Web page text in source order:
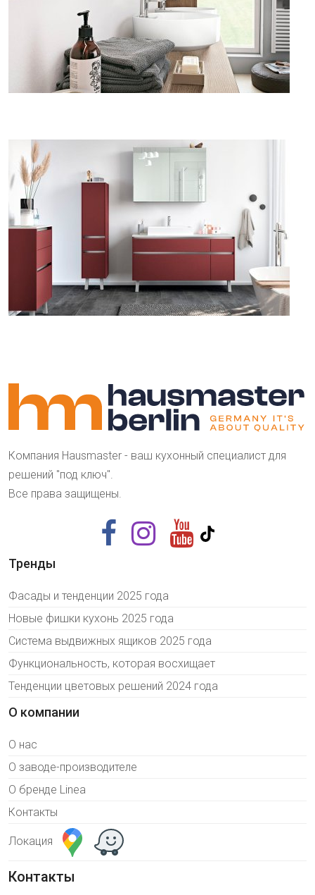
Компания Hausmaster - ваш кухонный специалист для
решений "под ключ".
Все права защищены.
Тренды
Фасады и тенденции 2025 года
Новые фишки кухонь 2025 года
Система выдвижных ящиков 2025 года
Функциональность, которая восхищает
Тенденции цветовых решений 2024 года
О компании
О нас
О заводе-производителе
О бренде Linea
Контакты
Локация
Контакты